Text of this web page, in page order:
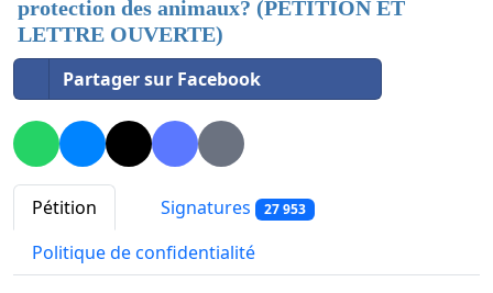
protection des animaux? (PÉTITION ET
LETTRE OUVERTE)
Partager sur Facebook
Pétition Signatures 27 953
Politique de confidentialité